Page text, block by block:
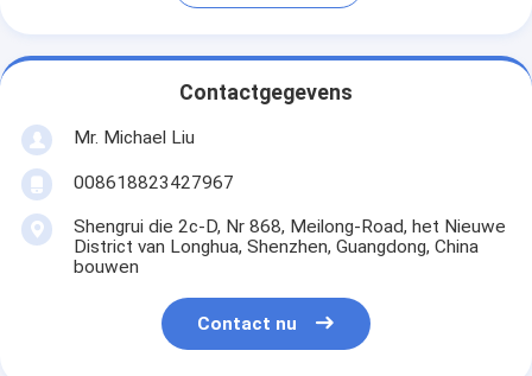
Contactgegevens
Mr. Michael Liu
008618823427967
Shengrui die 2c-D, Nr 868, Meilong-Road, het Nieuwe
District van Longhua, Shenzhen, Guangdong, China
bouwen
Contact nu